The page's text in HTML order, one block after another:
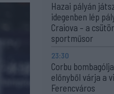
Hazai pályán
idegenben lép
Craiova – a
sportműsor
23:30
Corbu
előnyből várja a
Ferencváros